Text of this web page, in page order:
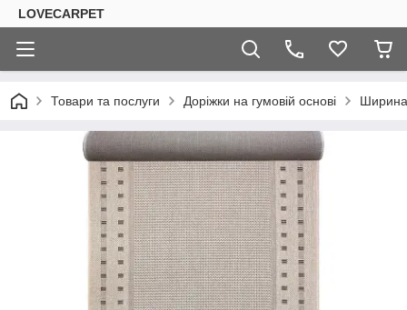
LOVECARPET
Товари та послуги Доріжки на гумовій основі